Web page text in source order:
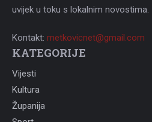
uvijek u toku s lokalnim novostima.
Kontakt: metkovicnet@gmail.com
KATEGORIJE
Vijesti
Kultura
Županija